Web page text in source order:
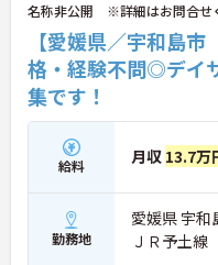
名称非公開 ※詳細はお問合せ
【愛媛県／宇和島
格・経験不問◎デイ
集です！
給料 月収 13.7万
勤務地
愛媛県 宇和
ＪＲ予土線